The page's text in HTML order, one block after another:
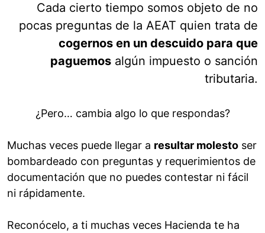
Cada cierto tiempo somos objeto de no
pocas preguntas de la AEAT quien trata de
cogernos en un descuido para que
paguemos algún impuesto o sanción
tributaria.
¿Pero… cambia algo lo que respondas?
Muchas veces puede llegar a resultar molesto ser
bombardeado con preguntas y requerimientos de
documentación que no puedes contestar ni fácil
ni rápidamente.
Reconócelo, a ti muchas veces Hacienda te ha